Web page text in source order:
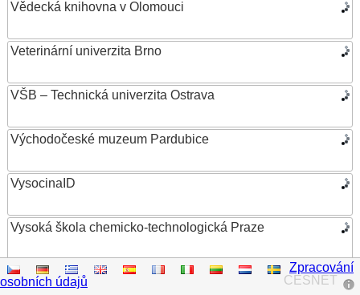
Vědecká knihovna v Olomouci
Veterinární univerzita Brno
VŠB – Technická univerzita Ostrava
Východočeské muzeum Pardubice
VysocinaID
Vysoká škola chemicko-technologická Praze
Vysoká škola ekonomická v Praze
CESNET
Zpracování
osobních údajů